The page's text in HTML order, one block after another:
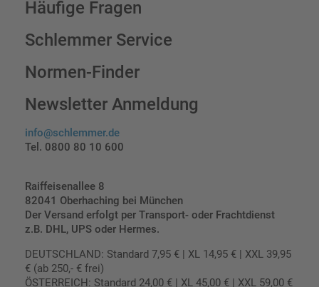
Häufige Fragen
Schlemmer Service
Normen-Finder
Newsletter Anmeldung
info@schlemmer.de
Tel. 0800 80 10 600
Raiffeisenallee 8
82041 Oberhaching bei München
Der Versand erfolgt per Transport- oder Frachtdienst
z.B. DHL, UPS oder Hermes.
DEUTSCHLAND: Standard 7,95 € | XL 14,95 € | XXL 39,95
€ (ab 250,- € frei)
ÖSTERREICH: Standard 24,00 € | XL 45,00 € | XXL 59,00 €